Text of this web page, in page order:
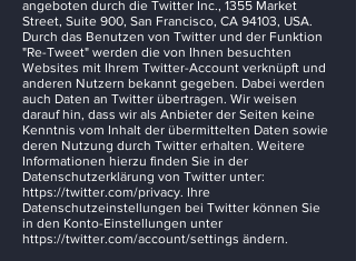
angeboten durch die Twitter Inc., 1355 Market
Street, Suite 900, San Francisco, CA 94103, USA.
Durch das Benutzen von Twitter und der Funktion
"Re-Tweet" werden die von Ihnen besuchten
Websites mit Ihrem Twitter-Account verknüpft und
anderen Nutzern bekannt gegeben. Dabei werden
auch Daten an Twitter übertragen. Wir weisen
darauf hin, dass wir als Anbieter der Seiten keine
Kenntnis vom Inhalt der übermittelten Daten sowie
deren Nutzung durch Twitter erhalten. Weitere
Informationen hierzu finden Sie in der
Datenschutzerklärung von Twitter unter:
https://twitter.com/privacy. Ihre
Datenschutzeinstellungen bei Twitter können Sie
in den Konto-Einstellungen unter
https://twitter.com/account/settings ändern.